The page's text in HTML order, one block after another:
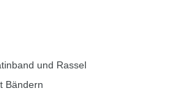
und Rassel
Bändern